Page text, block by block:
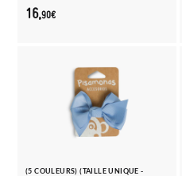
16,90€
(5 COULEURS) (TAILLE UNIQUE -